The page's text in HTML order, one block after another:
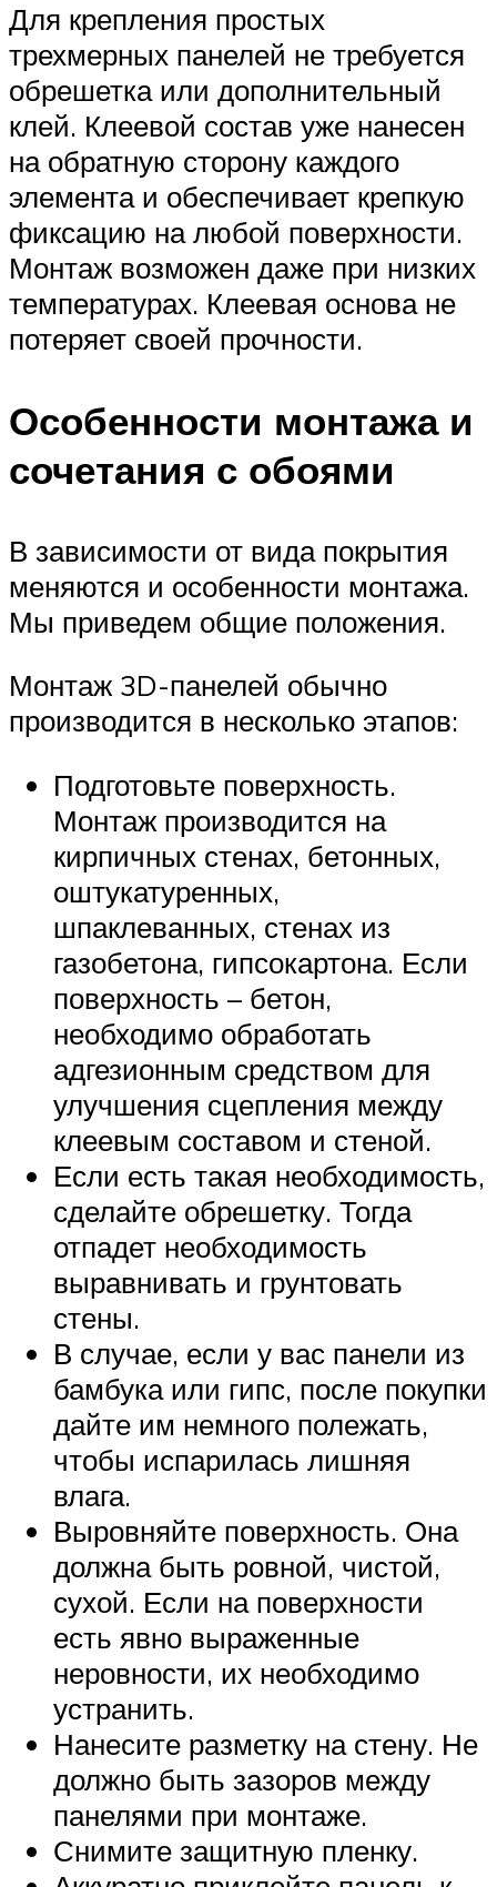
Для крепления простых
трехмерных панелей не требуется
обрешетка или дополнительный
клей. Клеевой состав уже нанесен
на обратную сторону каждого
элемента и обеспечивает крепкую
фиксацию на любой поверхности.
Монтаж возможен даже при низких
температурах. Клеевая основа не
потеряет своей прочности.
Особенности монтажа и
сочетания с обоями
В зависимости от вида покрытия
меняются и особенности монтажа.
Мы приведем общие положения.
Монтаж 3D-панелей обычно
производится в несколько этапов:
Подготовьте поверхность.
Монтаж производится на
кирпичных стенах, бетонных,
оштукатуренных,
шпаклеванных, стенах из
газобетона, гипсокартона. Если
поверхность – бетон,
необходимо обработать
адгезионным средством для
улучшения сцепления между
клеевым составом и стеной.
Если есть такая необходимость,
сделайте обрешетку. Тогда
отпадет необходимость
выравнивать и грунтовать
стены.
В случае, если у вас панели из
бамбука или гипс, после покупки
дайте им немного полежать,
чтобы испарилась лишняя
влага.
Выровняйте поверхность. Она
должна быть ровной, чистой,
сухой. Если на поверхности
есть явно выраженные
неровности, их необходимо
устранить.
Нанесите разметку на стену. Не
должно быть зазоров между
панелями при монтаже.
Снимите защитную пленку.